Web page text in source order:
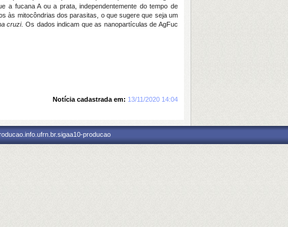
a fucana A ou a prata, independentemente do tempo de
às mitocôndrias dos parasitas, o que sugere que seja um
cruzi. Os dados indicam que as nanopartículas de AgFuc
Notícia cadastrada em: 13/11/2020 14:04
producao